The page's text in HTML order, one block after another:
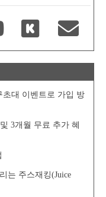
대 이벤트로 가입 방
3개월 무료 추가 혜
는 주스재킹(Juice